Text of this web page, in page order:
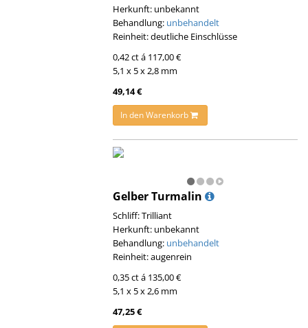
Herkunft: unbekannt
Behandlung: unbehandelt
Reinheit: deutliche Einschlüsse
0,42 ct á 117,00 €
5,1 x 5 x 2,8 mm
49,14 €
In den Warenkorb
Gelber Turmalin
Schliff: Trilliant
Herkunft: unbekannt
Behandlung: unbehandelt
Reinheit: augenrein
0,35 ct á 135,00 €
5,1 x 5 x 2,6 mm
47,25 €